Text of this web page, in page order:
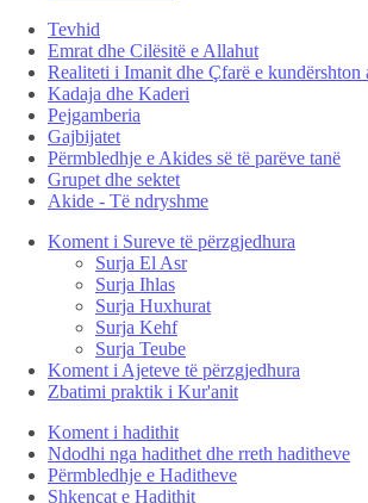
Tevhid
Emrat dhe Cilësitë e Allahut
Realiteti i Imanit dhe Çfarë e kundërshton
Kadaja dhe Kaderi
Pejgamberia
Gajbijatet
Përmbledhje e Akides së të parëve tanë
Grupet dhe sektet
Akide - Të ndryshme
Koment i Sureve të përzgjedhura
Surja El Asr
Surja Ihlas
Surja Huxhurat
Surja Kehf
Surja Teube
Koment i Ajeteve të përzgjedhura
Zbatimi praktik i Kur'anit
Koment i hadithit
Ndodhi nga hadithet dhe rreth haditheve
Përmbledhje e Haditheve
Shkencat e Hadithit